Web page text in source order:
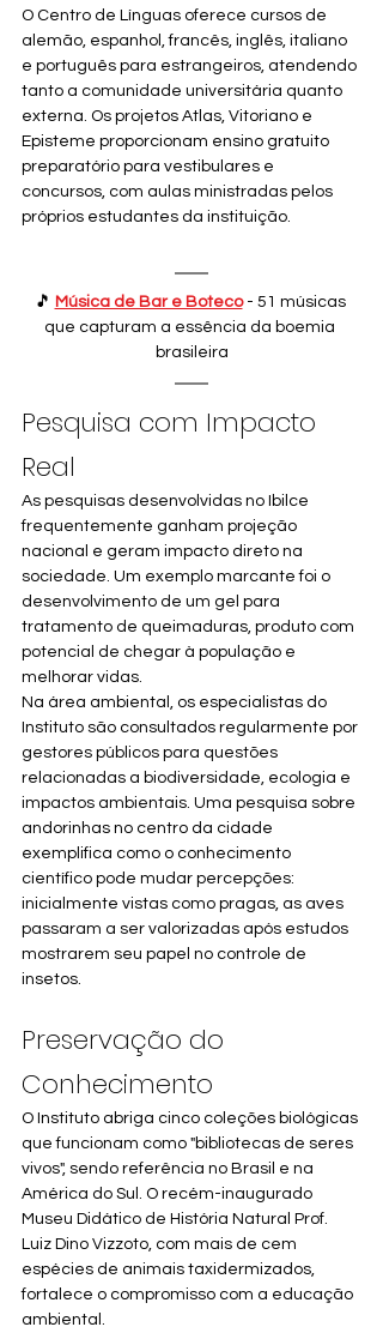
O Centro de Línguas oferece cursos de
alemão, espanhol, francês, inglês, italiano
e português para estrangeiros, atendendo
tanto a comunidade universitária quanto
externa. Os projetos Atlas, Vitoriano e
Episteme proporcionam ensino gratuito
preparatório para vestibulares e
concursos, com aulas ministradas pelos
próprios estudantes da instituição.
🎵 Música de Bar e Boteco - 51 músicas
que capturam a essência da boemia
brasileira
Pesquisa com Impacto
Real
As pesquisas desenvolvidas no Ibilce
frequentemente ganham projeção
nacional e geram impacto direto na
sociedade. Um exemplo marcante foi o
desenvolvimento de um gel para
tratamento de queimaduras, produto com
potencial de chegar à população e
melhorar vidas.
Na área ambiental, os especialistas do
Instituto são consultados regularmente por
gestores públicos para questões
relacionadas a biodiversidade, ecologia e
impactos ambientais. Uma pesquisa sobre
andorinhas no centro da cidade
exemplifica como o conhecimento
científico pode mudar percepções:
inicialmente vistas como pragas, as aves
passaram a ser valorizadas após estudos
mostrarem seu papel no controle de
insetos.
Preservação do
Conhecimento
O Instituto abriga cinco coleções biológicas
que funcionam como "bibliotecas de seres
vivos", sendo referência no Brasil e na
América do Sul. O recém-inaugurado
Museu Didático de História Natural Prof.
Luiz Dino Vizzoto, com mais de cem
espécies de animais taxidermizados,
fortalece o compromisso com a educação
ambiental.